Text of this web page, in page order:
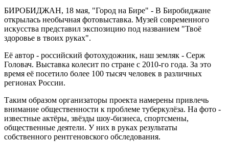
людей.
БИРОБИДЖАН, 18 мая, "Город на Бире" - В Биробиджане
открылась необычная фотовыставка. Музей современного
искусства представил экспозицию под названием "Твоё
здоровье в твоих руках".
Её автор - российский фотохудожник, наш земляк - Серж
Головач. Выставка колесит по стране с 2010-го года. За это
время её посетило более 100 тысяч человек в различных
регионах России.
Таким образом организаторы проекта намерены привлечь
внимание общественности к проблеме туберкулёза. На фото -
известные актёры, звёзды шоу-бизнеса, спортсмены,
общественные деятели. У них в руках результаты
собственного рентгеновского обследования.